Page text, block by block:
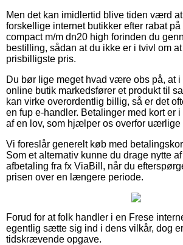
Men det kan imidlertid blive tiden værd
forskellige internet butikker efter rabat
compact m/m dn20 high forinden du
bestilling, sådan at du ikke er i tvivl om
prisbilligste pris.
Du bør lige meget hvad være obs på, at
online butik markedsfører et produkt til
kan virke overordentlig billig, så er det
en fup e-handler. Betalinger med kort er
af en lov, som hjælper os overfor uærlige
Vi foreslår generelt køb med
Som et alternativ kunne du drage nytte
afbetaling fra fx ViaBill, når du
prisen over en længere periode.
Forud for at folk handler i en Frese
egentlig sætte sig ind i dens vilkår, dog
tidskrævende opgave.